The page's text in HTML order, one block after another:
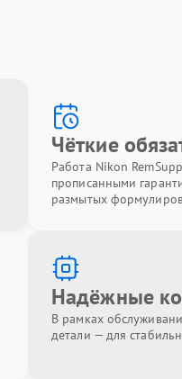
Чёткие
Работа Nikon
прописанными
размытых
Надёжные
В рамках
детали — для